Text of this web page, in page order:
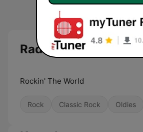
Radio Rock UK
Rockin' The World
Rock Classic Rock Oldies